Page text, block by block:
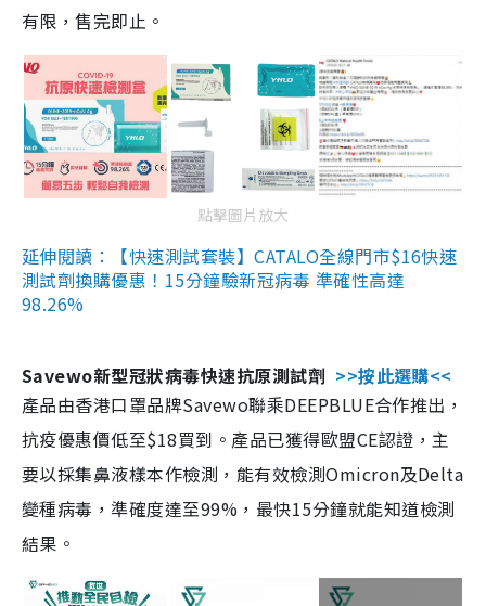
有限，售完即止。
點擊圖片放大
延伸閱讀：【快速測試套裝】CATALO全線門市$16快速
測試劑換購優惠！15分鐘驗新冠病毒 準確性高達
98.26%
Savewo新型冠狀病毒快速抗原測試劑 >>按此選購<<
產品由香港口罩品牌Savewo聯乘DEEPBLUE合作推出，
抗疫優惠價低至$18買到。產品已獲得歐盟CE認證，主
要以採集鼻液樣本作檢測，能有效檢測Omicron及Delta
變種病毒，準確度達至99%，最快15分鐘就能知道檢測
結果。